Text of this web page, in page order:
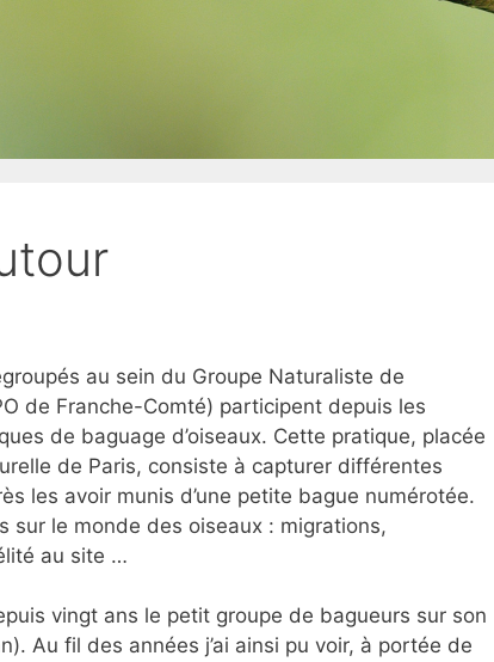
au sein du Groupe Naturaliste de
de Franche-Comté) participent depuis les
de baguage d’oiseaux. Cette pratique, placée
de Paris, consiste à capturer différentes
les avoir munis d’une petite bague numérotée.
sur le monde des oiseaux : migrations,
au site …
vingt ans le petit groupe de bagueurs sur son
Au fil des années j’ai ainsi pu voir, à portée de